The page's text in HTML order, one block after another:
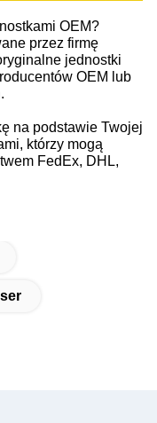
OEM?
przez firmę
jednostki
OEM lub
na podstawie Twojej
którzy mogą
FedEx, DHL,